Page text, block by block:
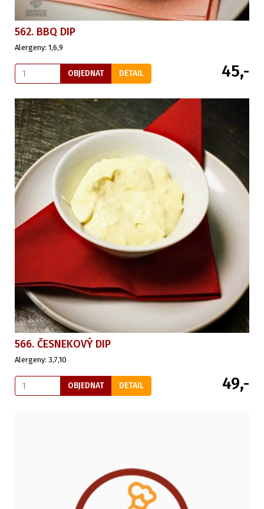
562. BBQ DIP
Alergeny: 1,6,9
OBJEDNAT DETAIL 45,-
566. ČESNEKOVÝ DIP
Alergeny: 3,7,10
OBJEDNAT DETAIL 49,-